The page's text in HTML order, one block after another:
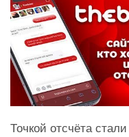
Точкой отсчёта